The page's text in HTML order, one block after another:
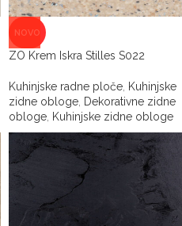
NOVO
ZO Krem Iskra Stilles S022
Kuhinjske radne ploče Kuhinjske
zidne obloge Dekorativne zidne
obloge Kuhinjske zidne obloge